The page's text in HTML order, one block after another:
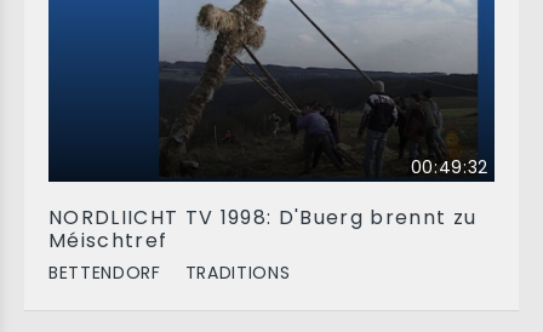
00:49:32
NORDLIICHT TV 1998: D'Buerg brennt zu
Méischtref
BETTENDORF TRADITIONS